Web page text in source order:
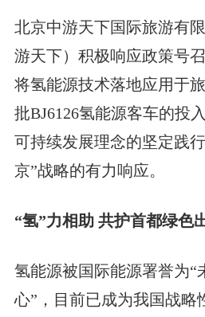
北京中游天下国际旅游有
游天下）积极响应政策号
将氢能源技术落地应用于
批BJ6126氢能源客车的投
可持续发展理念的坚定践
京”战略的有力响应。
“氢”力相助 共护首都绿色
氢能源被国际能源署誉为“
心”，目前已成为我国战略